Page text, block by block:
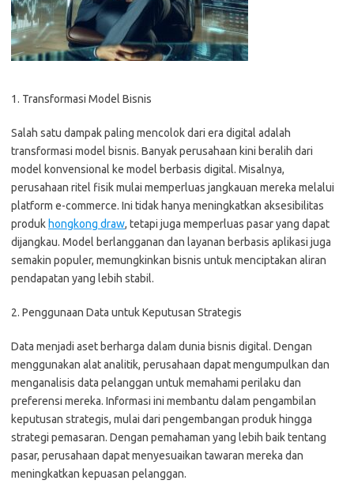
1. Transformasi Model Bisnis
Salah satu dampak paling mencolok dari era digital adalah
transformasi model bisnis. Banyak perusahaan kini beralih dari
model konvensional ke model berbasis digital. Misalnya,
perusahaan ritel fisik mulai memperluas jangkauan mereka melalui
platform e-commerce. Ini tidak hanya meningkatkan aksesibilitas
produk hongkong draw, tetapi juga memperluas pasar yang dapat
dijangkau. Model berlangganan dan layanan berbasis aplikasi juga
semakin populer, memungkinkan bisnis untuk menciptakan aliran
pendapatan yang lebih stabil.
2. Penggunaan Data untuk Keputusan Strategis
Data menjadi aset berharga dalam dunia bisnis digital. Dengan
menggunakan alat analitik, perusahaan dapat mengumpulkan dan
menganalisis data pelanggan untuk memahami perilaku dan
preferensi mereka. Informasi ini membantu dalam pengambilan
keputusan strategis, mulai dari pengembangan produk hingga
strategi pemasaran. Dengan pemahaman yang lebih baik tentang
pasar, perusahaan dapat menyesuaikan tawaran mereka dan
meningkatkan kepuasan pelanggan.